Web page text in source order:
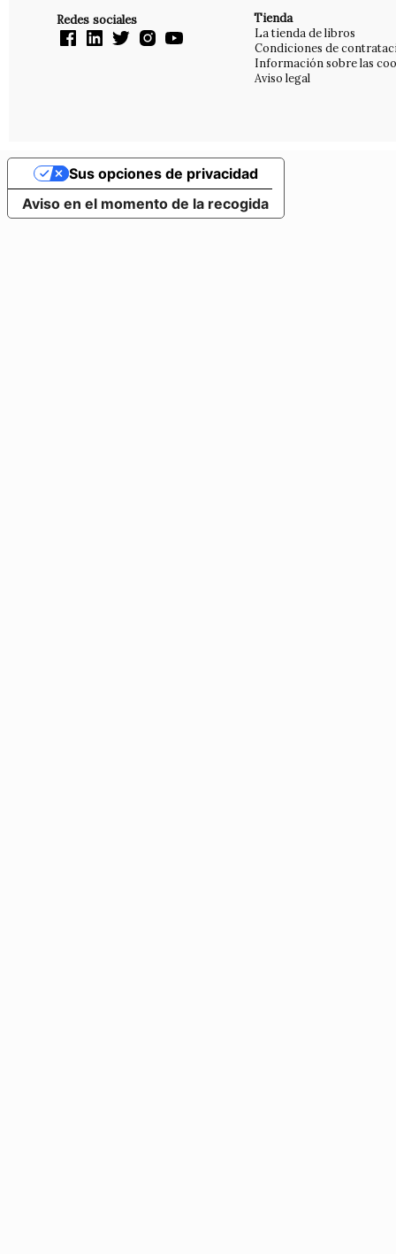
Redes sociales Tienda
La tienda de libros
Condiciones de
Información sobre las
Aviso legal
Aviso en el momento de la recogida
Sus opciones de privacidad